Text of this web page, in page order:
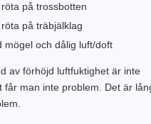
på trossbotten
på träbjälklag
mögel och dålig luft/doft
av förhöjd luftfuktighet är inte
får man inte problem. Det är